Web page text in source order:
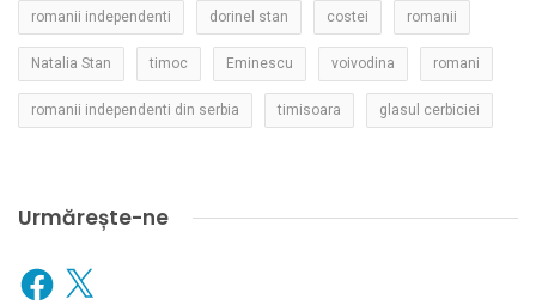
romanii independenti dorinel stan costei romanii
Natalia Stan timoc Eminescu voivodina romani
romanii independenti din serbia timisoara glasul cerbiciei
Urmărește-ne
Facebook
X